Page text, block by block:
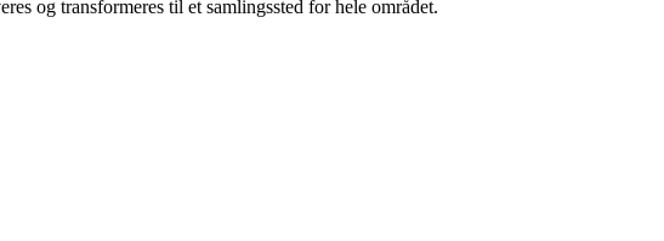
og transformeres til et samlingssted for hele området.